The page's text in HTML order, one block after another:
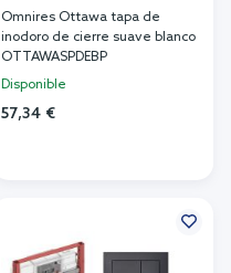
Omnires Ottawa tapa de
inodoro de cierre suave blanco
OTTAWASPDEBP
Disponible
57,34 €